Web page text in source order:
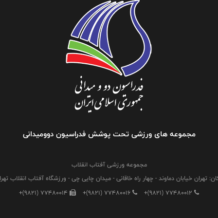
مجموعه های ورزشی تحت پوشش فدراسیون دوومیدانی
مجموعه ورزشی آفتاب انقلاب
تهران خیابان دماوند - چهار راه خاقانی - میدان چایی چی - ورزشگاه آفتاب انقلاب
+(9821) 77480012
+(9821) 77480016
+(9821) 77480014